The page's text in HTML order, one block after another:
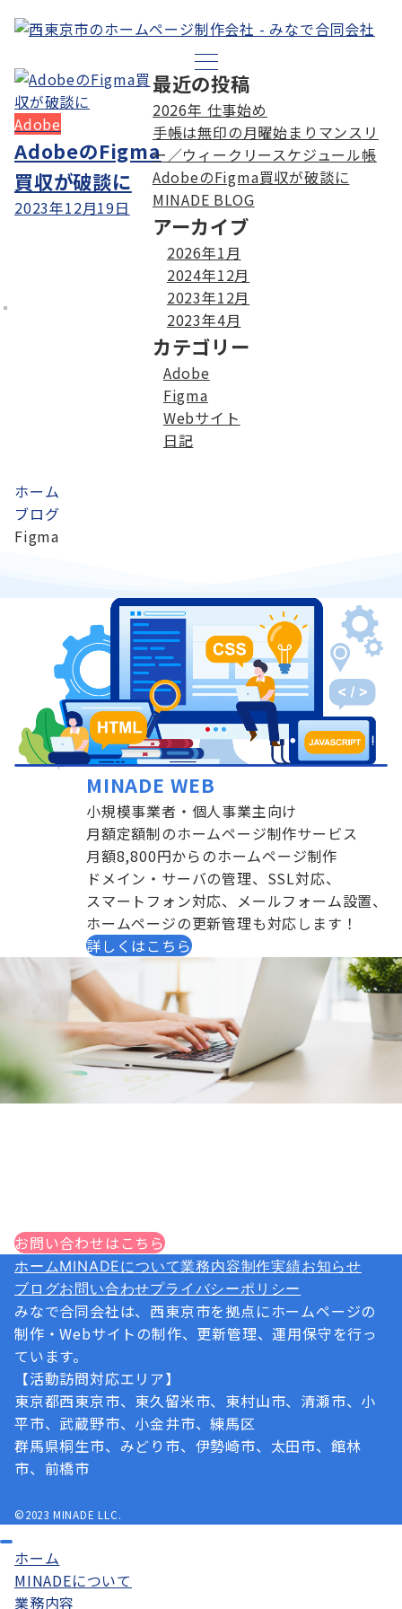
Adobe
AdobeのFigma
買収が破談に
2023年12月19日
最近の投稿
2026年 仕事始め
手帳は無印の月曜始まりマンスリ
ー／ウィークリースケジュール帳
AdobeのFigma買収が破談に
MINADE BLOG
アーカイブ
2026年1月
2024年12月
2023年12月
2023年4月
カテゴリー
Adobe
Figma
Webサイト
日記
ホーム
ブログ
Figma
MINADE WEB
小規模事業者・個人事業主向け
月額定額制のホームページ制作サービス
月額8,800円からのホームページ制作
ドメイン・サーバの管理、SSL対応、
スマートフォン対応、メールフォーム設置、
ホームページの更新管理も対応します！
詳しくはこちら
お問い合わせはこちら
ホームMINADEについて業務内容制作実績お知らせ
ブログお問い合わせプライバシーポリシー
みなで合同会社は、西東京市を拠点にホームページの
制作・Webサイトの制作、更新管理、運用保守を行っ
ています。
【活動訪問対応エリア】
東京都西東京市、東久留米市、東村山市、清瀬市、小
平市、武蔵野市、小金井市、練馬区
群馬県桐生市、みどり市、伊勢崎市、太田市、館林
市、前橋市
©2023 MINADE LLC.
ホーム
MINADEについて
業務内容